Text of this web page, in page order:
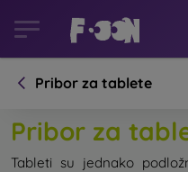
Pribor za tablete
Pribor za
Tableti su jednako